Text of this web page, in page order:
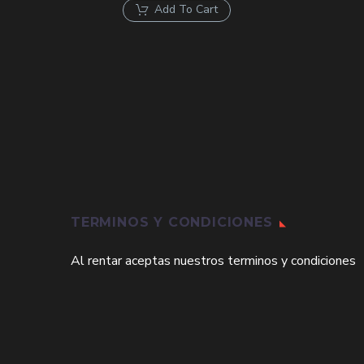
original
era:
actual
es:
Add To Cart
TERMINOS Y CONDICIONES
Al rentar aceptas nuestros terminos y condiciones